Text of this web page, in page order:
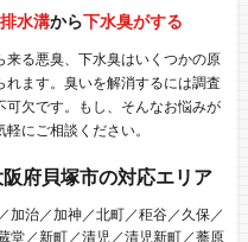
排水溝から下水臭がする
来る悪臭、下水臭はいくつかの原
れます。臭いを解消するには調査
可欠です。もし、そんなお悩みが
軽にご相談ください。
府貝塚市の対応エリア
加治／加神／北町／秬谷／久保／
堂／新町／清児／清児新町／蕎原